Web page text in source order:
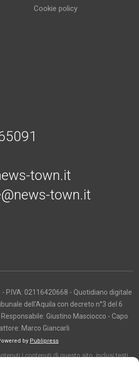
Cookie policy
town.it
town.it
P.IVA: 02116420668 - Quotidiano digitale
dell'Aquila con decreto n°3 del 6
Giustino Masciocco - Capo
Marco Giancarli
by Publipress
I contenuti di questo sito, inclusi testi,